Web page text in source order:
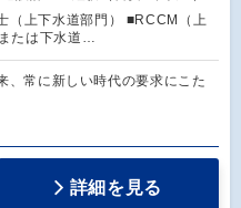
（上下水道部門） ■RCCM（上
たは下水道…
、常に新しい時代の要求にこた
詳細を見る